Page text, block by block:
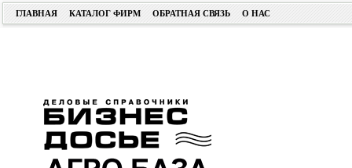
ГЛАВНАЯ КАТАЛОГ ФИРМ ОБРАТНАЯ СВЯЗЬ О НАС